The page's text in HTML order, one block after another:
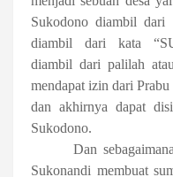
Sukodono diambil dari
diambil dari kata
diambil dari palilah
mendapat izin dari
dan akhirnya dapat
Sukodono.
Dan
Sukonandi membuat